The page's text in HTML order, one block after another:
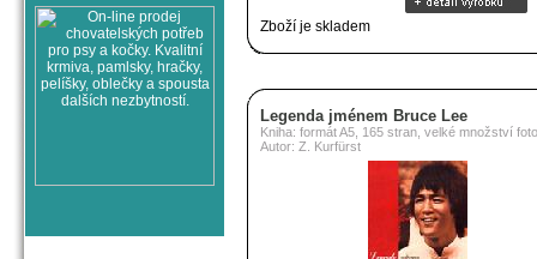
Zboží je skladem
Legenda jménem Bruce Lee
Kniha: formát A5, 165 stran, velké množství
Autor: Z. Kurfürst